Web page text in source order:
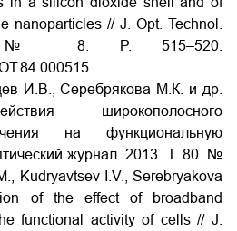
nanoparticles // J. Opt. Technol.
№ 8. P. 515–520.
И.В., Серебрякова М.К. и др.
широкополосного
на функциональную
журнал. 2013. Т. 80. №
Kudryavtsev I.V., Serebryakova
of the effect of broadband
functional activity of cells // J.